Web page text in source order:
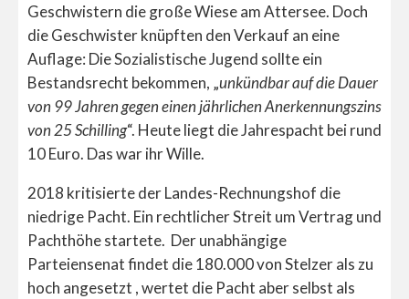
Geschwistern die große Wiese am Attersee. Doch
die Geschwister knüpften den Verkauf an eine
Auflage: Die Sozialistische Jugend sollte ein
Bestandsrecht bekommen, „unkündbar auf die Dauer
von 99 Jahren gegen einen jährlichen Anerkennungszins
von 25 Schilling“. Heute liegt die Jahrespacht bei rund
10 Euro. Das war ihr Wille.
2018 kritisierte der Landes-Rechnungshof die
niedrige Pacht. Ein rechtlicher Streit um Vertrag und
Pachthöhe startete. Der unabhängige
Parteiensenat findet die 180.000 von Stelzer als zu
hoch angesetzt , wertet die Pacht aber selbst als